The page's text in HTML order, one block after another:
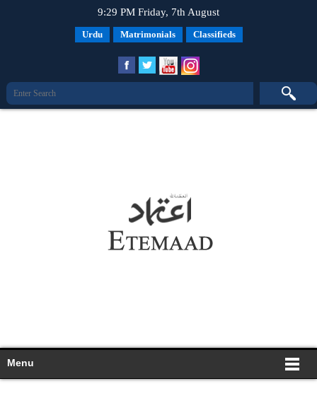
9:29 PM Friday, 7th August
Urdu Matrimonials Classifieds
Menu